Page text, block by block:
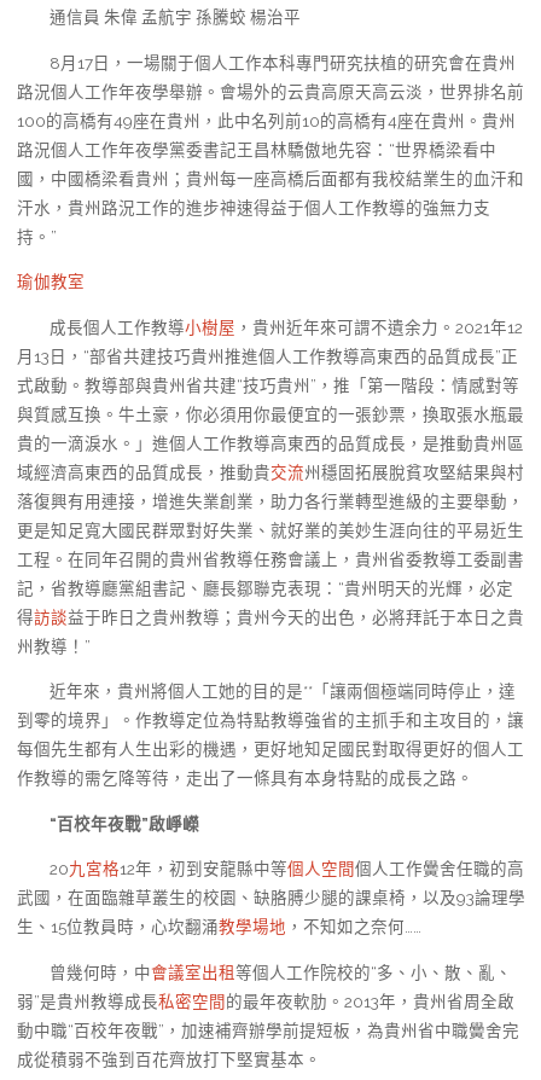
通信員 朱偉 孟航宇 孫騰蛟 楊治平
8月17日，一場關于個人工作本科專門研究扶植的研究會在貴州
路況個人工作年夜學舉辦。會場外的云貴高原天高云淡，世界排名前
100的高橋有49座在貴州，此中名列前10的高橋有4座在貴州。貴州
路況個人工作年夜學黨委書記王昌林驕傲地先容：“世界橋梁看中
國，中國橋梁看貴州；貴州每一座高橋后面都有我校結業生的血汗和
汗水，貴州路況工作的進步神速得益于個人工作教導的強無力支
持。”
瑜伽教室
成長個人工作教導小樹屋 ，貴州近年來可謂不遺余力。2021年12
月13日，“部省共建技巧貴州推進個人工作教導高東西的品質成長”正
式啟動。教導部與貴州省共建“技巧貴州”，推「第一階段：情感對等
與質感互換。牛土豪，你必須用你最便宜的一張鈔票，換取張水瓶最
貴的一滴淚水。」進個人工作教導高東西的品質成長，是推動貴州區
域經濟高東西的品質成長，推動貴交流州穩固拓展脫貧攻堅結果與村
落復興有用連接，增進失業創業，助力各行業轉型進級的主要舉動，
更是知足寬大國民群眾對好失業、就好業的美妙生涯向往的平易近生
工程。在同年召開的貴州省教導任務會議上，貴州省委教導工委副書
記，省教導廳黨組書記、廳長鄒聯克表現：“貴州明天的光輝，必定
得訪談益于昨日之貴州教導；貴州今天的出色，必將拜託于本日之貴
州教導！”
近年來，貴州將個人工她的目的是**「讓兩個極端同時停止，達
到零的境界」。作教導定位為特點教導強省的主抓手和主攻目的，讓
每個先生都有人生出彩的機遇，更好地知足國民對取得更好的個人工
作教導的需乞降等待，走出了一條具有本身特點的成長之路。
“百校年夜戰”啟崢嶸
20九宮格12年，初到安龍縣中等個人空間個人工作黌舍任職的高
武國，在面臨雜草叢生的校園、缺胳膊少腿的課桌椅，以及93論理學
生、15位教員時，心坎翻涌教學場地 ，不知如之奈何……
曾幾何時，中會議室出租等個人工作院校的“多、小、散、亂、
弱”是貴州教導成長私密空間的最年夜軟肋。2013年，貴州省周全啟
動中職“百校年夜戰”，加速補齊辦學前提短板，為貴州省中職黌舍完
成從積弱不強到百花齊放打下堅實基本。